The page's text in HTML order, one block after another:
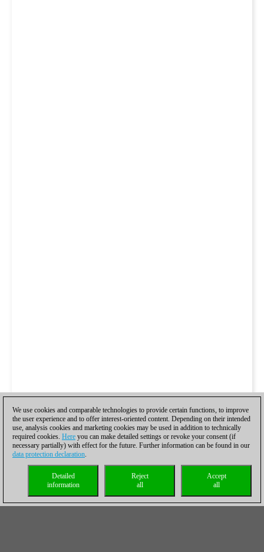
We use cookies and comparable technologies to provide certain functions, to improve
the user experience and to offer interest-oriented content. Depending on their intended
use, analysis cookies and marketing cookies may be used in addition to technically
required cookies. Here you can make detailed settings or revoke your consent (if
necessary partially) with effect for the future. Further information can be found in our
data protection declaration.
Accept
all
Reject
all
Detailed
information